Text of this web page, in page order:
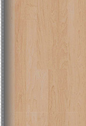
Donasi Wakaf
Qur'an & TK Islam
di Jonggol
Ulurtangan bersama Yayasan
Islam Jonggol sedang merintis
Rumah Qur’an dan
Terpadu (TKIT) An Najjah
Majelis Taklim di Jonggol,...